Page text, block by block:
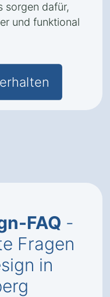
sorgen dafür,
und funktional
FAQ -
Fragen
in